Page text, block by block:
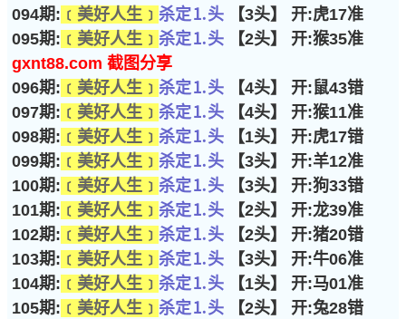
094期: ﹝美好人生﹞ 杀定⒈头 【3头】 开:虎17准
095期: ﹝美好人生﹞ 杀定⒈头 【2头】 开:猴35准
gxnt88.com 截图分享
096期: ﹝美好人生﹞ 杀定⒈头 【4头】 开:鼠43错
097期: ﹝美好人生﹞ 杀定⒈头 【4头】 开:猴11准
098期: ﹝美好人生﹞ 杀定⒈头 【1头】 开:虎17错
099期: ﹝美好人生﹞ 杀定⒈头 【3头】 开:羊12准
100期: ﹝美好人生﹞ 杀定⒈头 【3头】 开:狗33错
101期: ﹝美好人生﹞ 杀定⒈头 【2头】 开:龙39准
102期: ﹝美好人生﹞ 杀定⒈头 【2头】 开:猪20错
103期: ﹝美好人生﹞ 杀定⒈头 【3头】 开:牛06准
104期: ﹝美好人生﹞ 杀定⒈头 【1头】 开:马01准
105期: ﹝美好人生﹞ 杀定⒈头 【2头】 开:兔28错